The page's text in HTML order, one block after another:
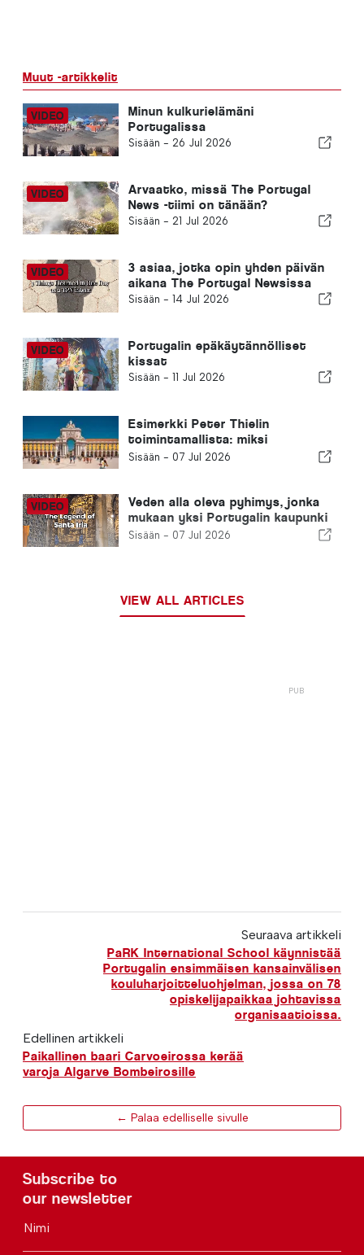
Muut -artikkelit
Minun kulkurielämäni
Portugalissa
Sisään - 26 Jul 2026
Arvaatko, missä The Portugal
News -tiimi on tänään?
Sisään - 21 Jul 2026
3 asiaa, jotka opin yhden päivän
aikana The Portugal Newsissa
Sisään - 14 Jul 2026
Portugalin epäkäytännölliset
kissat
Sisään - 11 Jul 2026
Esimerkki Peter Thielin
toimintamallista: miksi
kultaviisumi on arvokas
Sisään - 07 Jul 2026
Veden alla oleva pyhimys, jonka
mukaan yksi Portugalin kaupunki
on nimetty
Sisään - 07 Jul 2026
VIEW ALL ARTICLES
Seuraava artikkeli
PaRK International School käynnistää
Portugalin ensimmäisen kansainvälisen
kouluharjoitteluohjelman, jossa on 78
opiskelijapaikkaa johtavissa
organisaatioissa.
Edellinen artikkeli
Paikallinen baari Carvoeirossa kerää
varoja Algarve Bombeirosille
← Palaa edelliselle sivulle
Subscribe to
our newsletter
Nimi